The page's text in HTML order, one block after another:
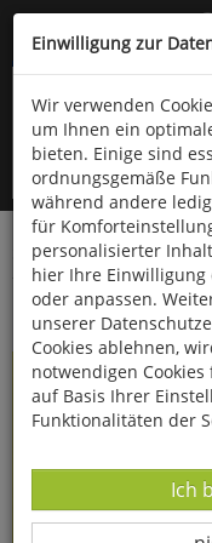
Kompletten Head
Startseite Bücher
Einwilligung zur
Wir verwenden
um Ihnen ein
bieten. Einige sind
ordnungsgemäße
während andere
für
personalisierter
hier Ihre
oder anpassen.
unserer
Cookies ablehnen,
notwendigen
auf Basis Ihrer
Funktionalitäten der
Ich